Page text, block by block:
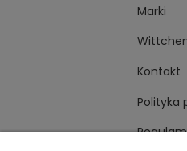
Marki
Kontakt
Polityka